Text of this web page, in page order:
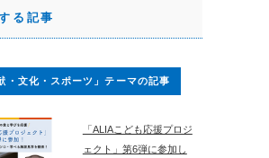
る記事
・文化・スポーツ」テーマの記事
「ALIAこども応援プロジ
ェクト」第6弾に参加し